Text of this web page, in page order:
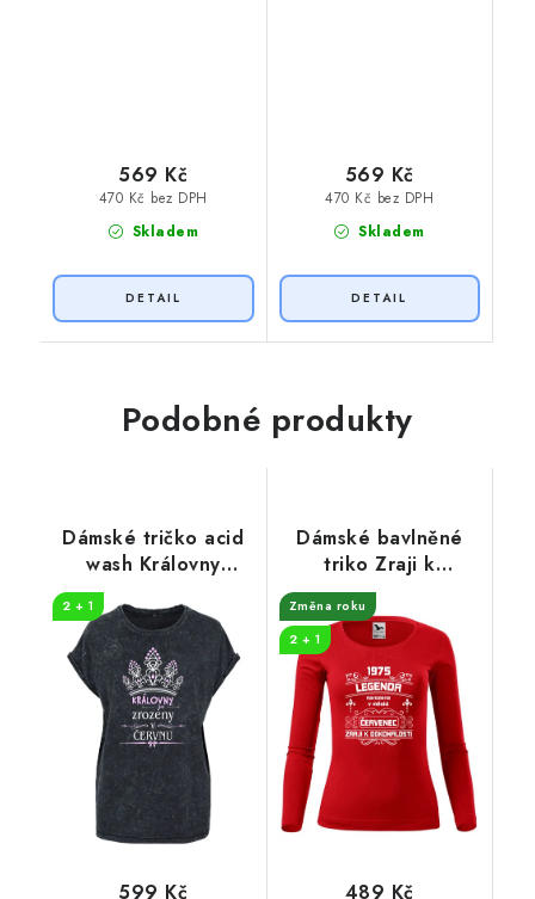
Skladem
470 Kč bez DPH
569 Kč
Skladem
470 Kč bez DPH
569 Kč
Podobné produkty
Dámské tričko acid
wash Královny
2 + 1
599 Kč
Dámské bavlněné
triko Zraji k
dokonalosti
Změna roku
2 + 1
489 Kč